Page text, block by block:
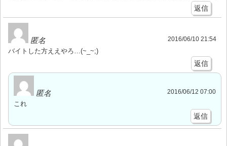
返信
匿名 2016/06/10 21:54
バイトした方ええやろ…(~_~;)
返信
匿名 2016/06/12 07:00
これ
返信